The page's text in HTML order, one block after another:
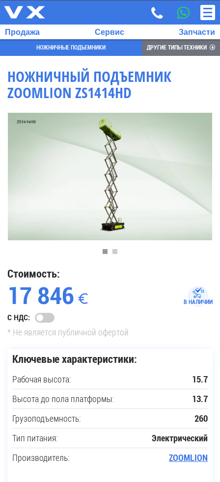
ВЫБРАННЫЙ
RU
Купить новую технику
Сферы применения
Запчасти
Услуги
О компании
Контакты
Продажа Сервис Запчасти
НОЖНИЧНЫЕ ПОДЪЕМНИКИ ДРУГИЕ ТИПЫ ТЕХНИКИ
НОЖНИЧНЫЙ ПОДЪЕМНИК
ZOOMLION ZS1414HD
Ключевые характеристики:
Рабочая высота: 15.7
Высота до пола платформы: 13.7
Грузоподъемность: 260
Тип питания: Электрический
Производитель: ZOOMLION
Стоимость:
17 846 В НАЛИЧИИ
С НДС:
* Не является публичной офертой